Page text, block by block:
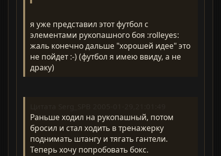
я уже представил этот футбол с
элементами рукопашного боя :rolleyes:
жаль конечно дальше "хорошей идее" это
не пойдет :-) (футбол я имею ввиду, а не
драку)
Раньше ходил на рукопашный, потом
бросил и стал ходить в тренажерку
поднимать штангу и тягать гантели.
Теперь хочу попробовать бокс.